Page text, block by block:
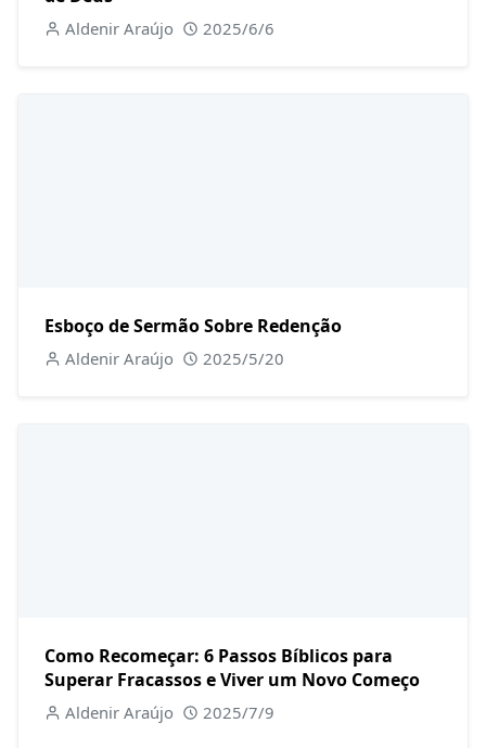
Aldenir Araújo 2025/6/6
Esboço de Sermão Sobre Redenção
Aldenir Araújo 2025/5/20
Como Recomeçar: 6 Passos Bíblicos para
Superar Fracassos e Viver um Novo Começo
Aldenir Araújo 2025/7/9